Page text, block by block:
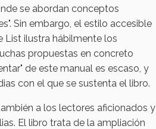
se abordan conceptos
Sin embargo, el estilo accesible
List ilustra hábilmente los
propuestas en concreto
de este manual es escaso, y
con el que se sustenta el libro.
a los lectores aficionados y
El libro trata de la ampliación